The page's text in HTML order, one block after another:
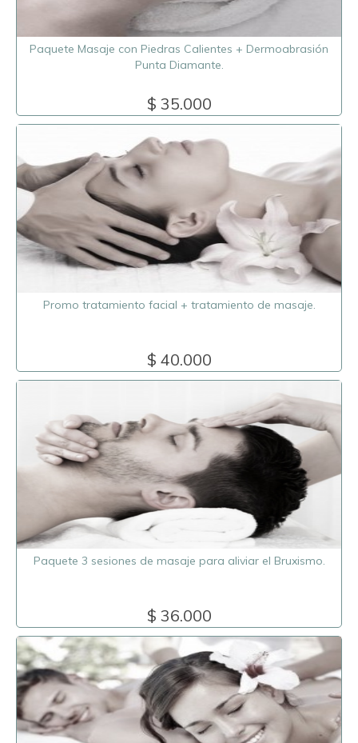
Paquete Masaje con Piedras Calientes + Dermoabrasión
Punta Diamante.
$ 35.000
Promo tratamiento facial + tratamiento de masaje.
$ 40.000
Paquete 3 sesiones de masaje para aliviar el Bruxismo.
$ 36.000